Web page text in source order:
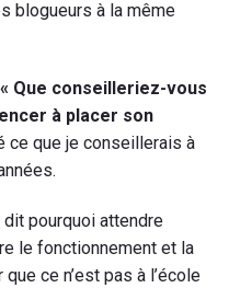
blogueurs à la même
« Que conseilleriez-vous
à placer son
ce que je conseillerais à
pourquoi attendre
le fonctionnement et la
ce n’est pas à l’école